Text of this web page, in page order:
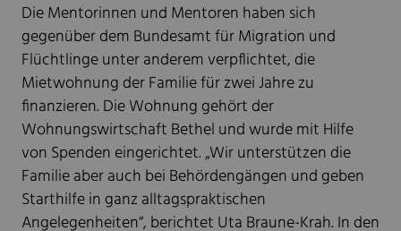
Die Mentorinnen und Mentoren haben sich
gegenüber dem Bundesamt für Migration und
Flüchtlinge unter anderem verpflichtet, die
Mietwohnung der Familie für zwei Jahre zu
finanzieren. Die Wohnung gehört der
Wohnungswirtschaft Bethel und wurde mit Hilfe
von Spenden eingerichtet. „Wir unterstützen die
Familie aber auch bei Behördengängen und geben
Starthilfe in ganz alltagspraktischen
Angelegenheiten“, berichtet Uta Braune-Krah. In den